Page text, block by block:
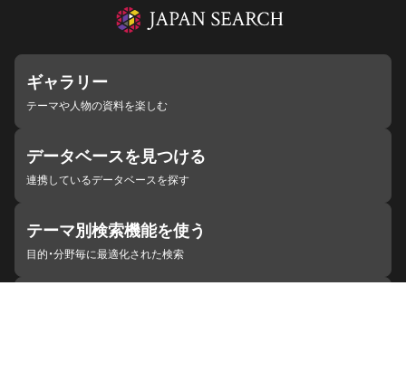
ギャラリー
テーマや人物の資料を楽しむ
データベースを見つける
連携しているデータベースを探す
テーマ別検索機能を使う
目的・分野毎に最適化された検索